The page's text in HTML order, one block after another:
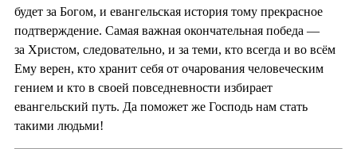
будет за Богом, и евангельская история тому прекрасное
подтверждение. Самая важная окончательная победа —
за Христом, следовательно, и за теми, кто всегда и во всём
Ему верен, кто хранит себя от очарования человеческим
гением и кто в своей повседневности избирает
евангельский путь. Да поможет же Господь нам стать
такими людьми!